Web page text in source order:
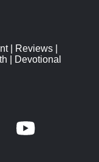
| Reviews
Devotional